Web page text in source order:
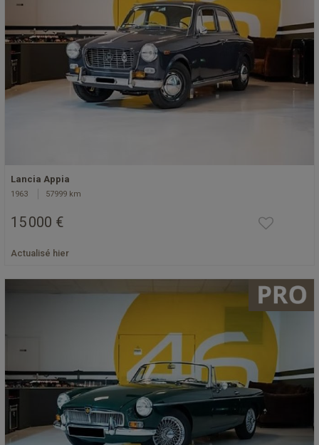
Lancia Appia
1963 57999 km
15 000 €
Actualisé hier